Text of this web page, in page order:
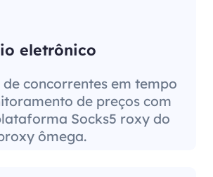
eletrônico
concorrentes em tempo
de preços com
Socks5 roxy do
ômega.